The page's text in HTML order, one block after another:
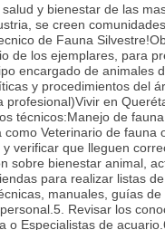
y bienestar de las
se creen
de Fauna
de los ejemplares, para
encargado de animales
y procedimientos del
profesional)Vivir en
técnicos:Manejo de
Veterinario de fauna
verificar que lleguen
sobre bienestar animal,
para realizar listas
manuales, guías
Revisar los
o Especialistas de